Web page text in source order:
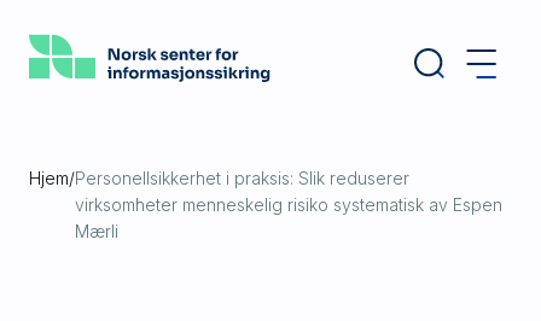
hovedinnhold
Hjem/Personellsikkerhet i praksis: Slik reduserer
virksomheter menneskelig risiko systematisk av Espen
Mærli